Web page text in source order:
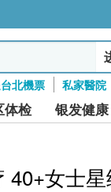
北機票 私家醫院
体检 银发健康
40+女士